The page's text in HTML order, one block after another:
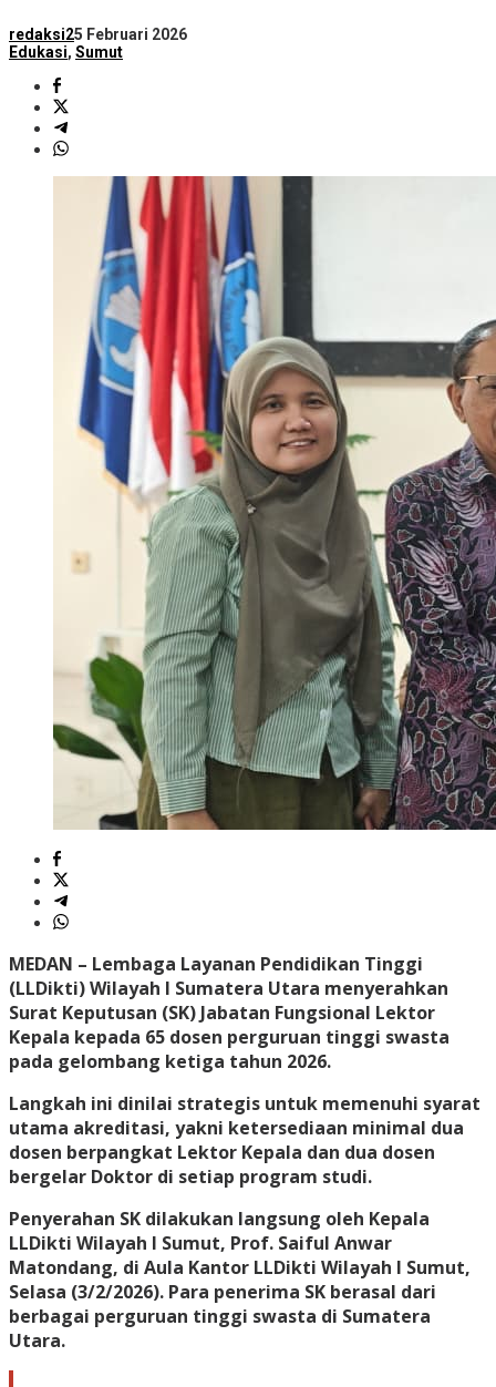
redaksi25 Februari 2026
Edukasi, Sumut
MEDAN – Lembaga Layanan Pendidikan Tinggi
(LLDikti) Wilayah I Sumatera Utara menyerahkan
Surat Keputusan (SK) Jabatan Fungsional Lektor
Kepala kepada 65 dosen perguruan tinggi swasta
pada gelombang ketiga tahun 2026.
Langkah ini dinilai strategis untuk memenuhi syarat
utama akreditasi, yakni ketersediaan minimal dua
dosen berpangkat Lektor Kepala dan dua dosen
bergelar Doktor di setiap program studi.
Penyerahan SK dilakukan langsung oleh Kepala
LLDikti Wilayah I Sumut, Prof. Saiful Anwar
Matondang, di Aula Kantor LLDikti Wilayah I Sumut,
Selasa (3/2/2026). Para penerima SK berasal dari
berbagai perguruan tinggi swasta di Sumatera
Utara.